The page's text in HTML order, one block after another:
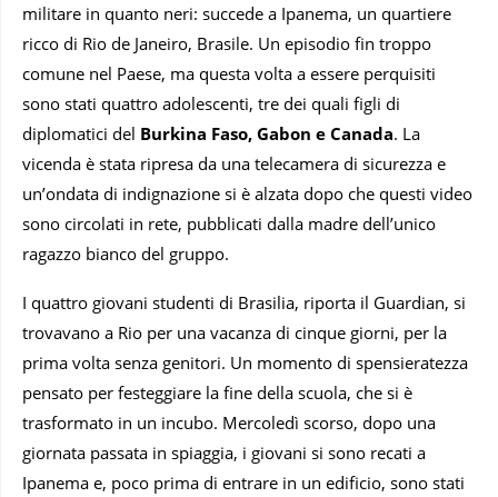
militare in quanto neri: succede a Ipanema, un quartiere
ricco di Rio de Janeiro, Brasile. Un episodio fin troppo
comune nel Paese, ma questa volta a essere perquisiti
sono stati quattro adolescenti, tre dei quali figli di
diplomatici del Burkina Faso, Gabon e Canada. La
vicenda è stata ripresa da una telecamera di sicurezza e
un’ondata di indignazione si è alzata dopo che questi video
sono circolati in rete, pubblicati dalla madre dell’unico
ragazzo bianco del gruppo.
I quattro giovani studenti di Brasilia, riporta il Guardian, si
trovavano a Rio per una vacanza di cinque giorni, per la
prima volta senza genitori. Un momento di spensieratezza
pensato per festeggiare la fine della scuola, che si è
trasformato in un incubo. Mercoledì scorso, dopo una
giornata passata in spiaggia, i giovani si sono recati a
Ipanema e, poco prima di entrare in un edificio, sono stati